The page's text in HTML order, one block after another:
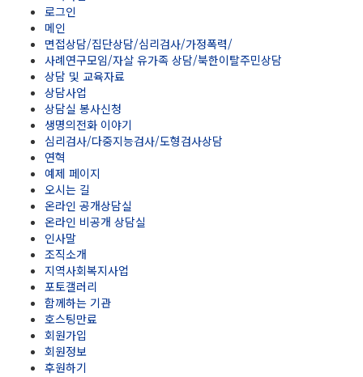
로그인
메인
면접상담/집단상담/심리검사/가정폭력/
사례연구모임/자살 유가족 상담/북한이탈주민상담
상담 및 교육자료
상담사업
상담실 봉사신청
생명의전화 이야기
심리검사/다중지능검사/도형검사상담
연혁
예제 페이지
오시는 길
온라인 공개상담실
온라인 비공개 상담실
인사말
조직소개
지역사회복지사업
포토갤러리
함께하는 기관
호스팅만료
회원가입
회원정보
후원하기